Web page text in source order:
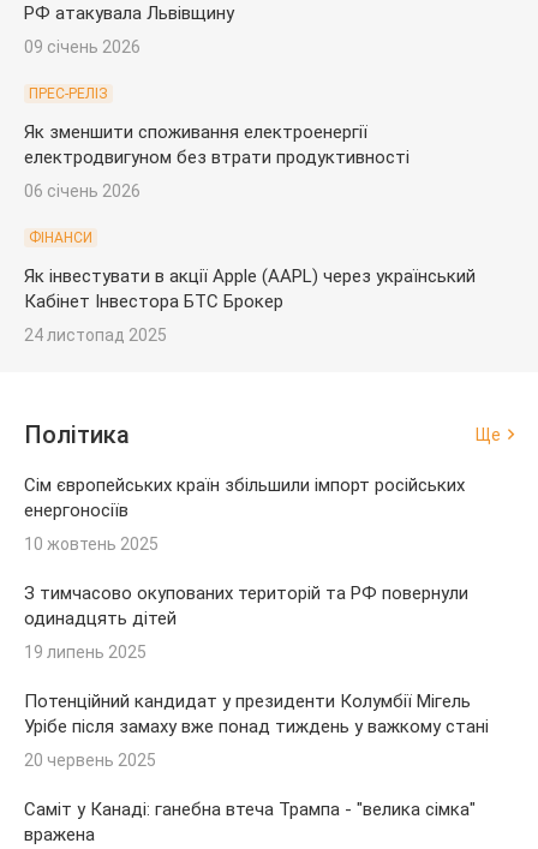
РФ атакувала Львівщину
09 січень 2026
ПРЕС-РЕЛІЗ
Як зменшити споживання електроенергії
електродвигуном без втрати продуктивності
06 січень 2026
ФІНАНСИ
Як інвестувати в акції Apple (AAPL) через український
Кабінет Інвестора БТС Брокер
24 листопад 2025
Політика Ще
Сім європейських країн збільшили імпорт російських
енергоносіїв
10 жовтень 2025
З тимчасово окупованих територій та РФ повернули
одинадцять дітей
19 липень 2025
Потенційний кандидат у президенти Колумбії Мігель
Урібе після замаху вже понад тиждень у важкому стані
20 червень 2025
Саміт у Канаді: ганебна втеча Трампа - "велика сімка"
вражена